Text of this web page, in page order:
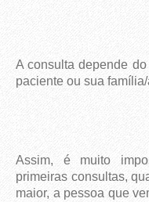
A consulta depende
paciente ou sua
Assim, é muito
primeiras consultas,
maior, a pessoa que